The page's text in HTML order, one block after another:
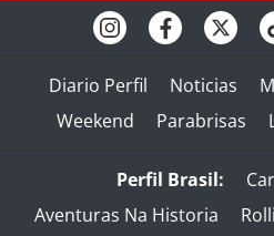
Diario Perfil Noticias
Weekend
Parabrisas
Perfil Brasil:
Aventuras Na Historia